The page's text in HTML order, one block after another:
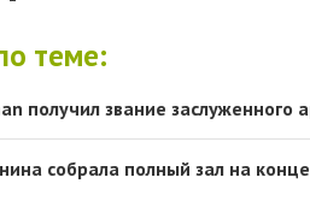
теме:
получил звание заслуженного
собрала полный зал на